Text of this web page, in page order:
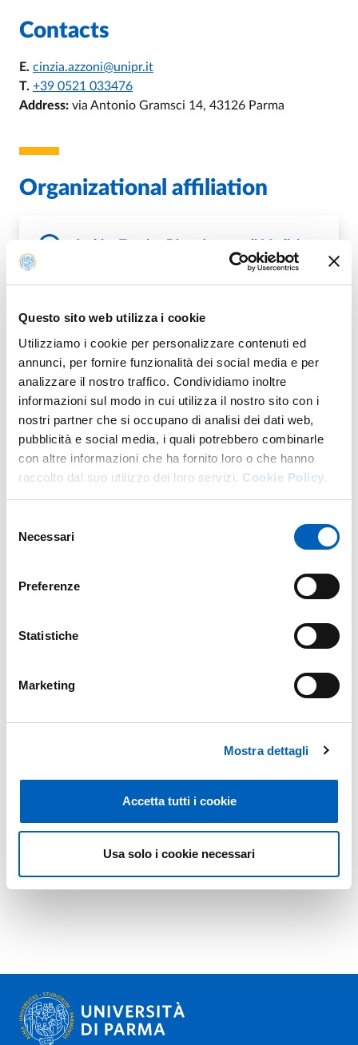
Questo sito web utilizza i cookie
Utilizziamo i cookie per personalizzare contenuti ed
annunci, per fornire funzionalità dei social media e per
analizzare il nostro traffico. Condividiamo inoltre
informazioni sul modo in cui utilizza il nostro sito con i
nostri partner che si occupano di analisi dei dati web,
pubblicità e social media, i quali potrebbero combinarle
con altre informazioni che ha fornito loro o che hanno
raccolto dal suo utilizzo dei loro servizi. Cookie Policy.
delNecessari
Preferenze
Statistiche
Marketing
Mostra dettagli
Accetta tutti i cookie
Usa solo i cookie necessari
Contacts
E. cinzia.azzoni@unipr.it
T. +39 0521 033476
Address: via Antonio Gramsci 14, 43126 Parma
Organizational affiliation
GO TO DESCRIPTIONDI AMBITO TECNICO
More facility staff at this address
Personale tecnico amministrativo